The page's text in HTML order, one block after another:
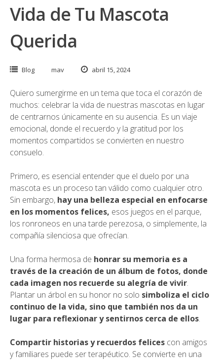
Vida de Tu Mascota
Querida
Blog mav abril 15, 2024
Quiero sumergirme en un tema que toca el corazón de
muchos: celebrar la vida de nuestras mascotas en lugar
de centrarnos únicamente en su ausencia. Es un viaje
emocional, donde el recuerdo y la gratitud por los
momentos compartidos se convierten en nuestro
consuelo.
Primero, es esencial entender que el duelo por una
mascota es un proceso tan válido como cualquier otro.
Sin embargo, hay una belleza especial en enfocarse
en los momentos felices, esos juegos en el parque,
los ronroneos en una tarde perezosa, o simplemente, la
compañía silenciosa que ofrecían.
Una forma hermosa de honrar su memoria es a
través de la creación de un álbum de fotos, donde
cada imagen nos recuerde su alegría de vivir.
Plantar un árbol en su honor no solo simboliza el ciclo
continuo de la vida, sino que también nos da un
lugar para reflexionar y sentirnos cerca de ellos.
Compartir historias y recuerdos felices con amigos
y familiares puede ser terapéutico. Se convierte en una